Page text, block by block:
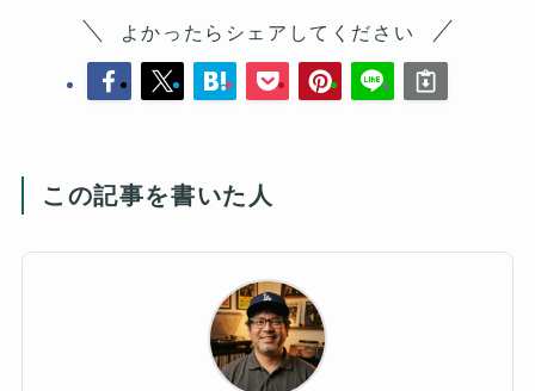
よかったらシェアしてください
この記事を書いた人